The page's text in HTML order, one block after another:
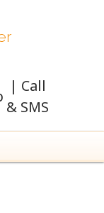
| Call
& SMS